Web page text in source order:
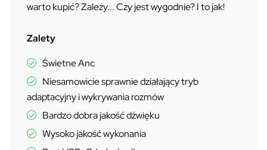
warto kupić? Zależy... Czy jest wygodnie? I to jak!
Zalety
Świetne Anc
Niesamowicie sprawnie działający tryb
adaptacyjny i wykrywania rozmów
Bardzo dobra jakość dźwięku
Wysoko jakość wykonania